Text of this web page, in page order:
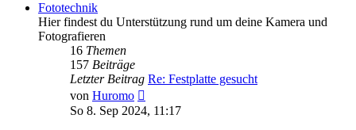
Fototechnik
Hier findest du Unterstützung rund um deine Kamera und
Fotografieren
16 Themen
157 Beiträge
Letzter Beitrag Re: Festplatte gesucht
von Huromo
Beitrag
So 8. Sep 2024, 11:17